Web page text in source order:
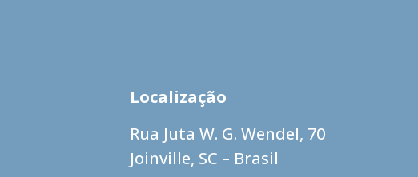
Localização
Rua Juta W. G. Wendel, 70
Joinville, SC – Brasil